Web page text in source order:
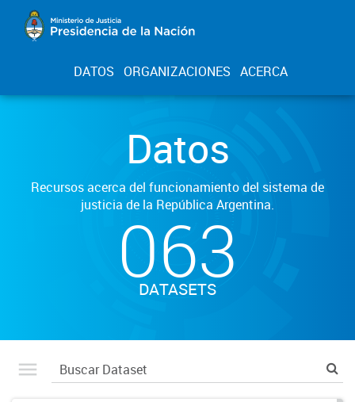
DATOS ORGANIZACIONES ACERCA
Datos
Recursos acerca del funcionamiento del sistema de
justicia de la República Argentina.
063
DATASETS